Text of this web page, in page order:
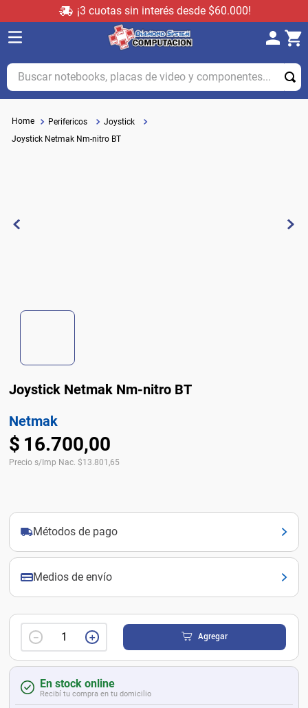
¡3 cuotas sin interés desde $60.000!
Buscar notebooks, placas de video y componentes...
Perifericos
Joystick
Joystick Netmak Nm-nitro BT
Joystick Netmak Nm-nitro BT
Netmak
$ 16.700,00
Precio s/Imp Nac. $13.801,65
Métodos de pago
Medios de envío
＋
－ Agregar
En stock online
Recibí tu compra en tu domicilio